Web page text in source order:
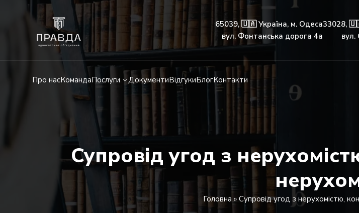
65039, 🇺🇦 Україна, м. Одеса
вул. Фонтанська дорога 4а
33028,
вул.
Про насКомандаПослуги ДокументиВідгукиБлогКонтакти
Супровід угод з
Головна » Супровід угод з нерухомістю,